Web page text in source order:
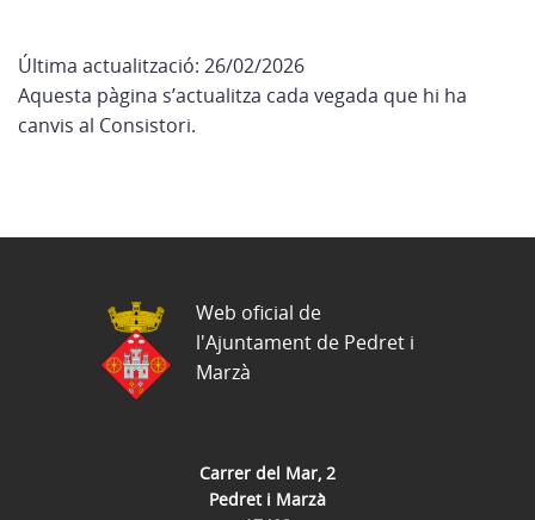
Última actualització: 26/02/2026
Aquesta pàgina s’actualitza cada vegada que hi ha
canvis al Consistori.
Carrer del Mar, 2
Pedret i Marzà
Web oficial de
l'Ajuntament de Pedret i
Marzà